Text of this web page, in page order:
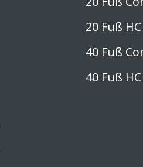
20 Fuß
40 Fuß
40 Fuß